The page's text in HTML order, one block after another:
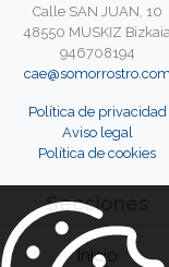
Calle SAN JUAN, 10
48550 MUSKIZ Bizkaia
946708194
cae@somorrostro.com
Política de privacidad
Aviso legal
Política de cookies
Secciones
Inicio